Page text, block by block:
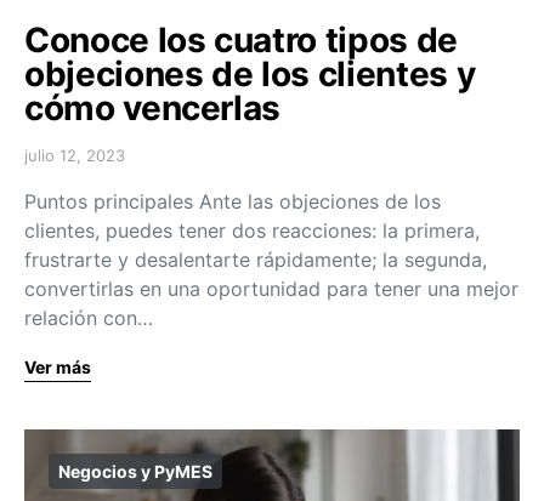
Conoce los cuatro tipos de
objeciones de los clientes y
cómo vencerlas
julio 12, 2023
Puntos principales Ante las objeciones de los
clientes, puedes tener dos reacciones: la primera,
frustrarte y desalentarte rápidamente; la segunda,
convertirlas en una oportunidad para tener una mejor
relación con…
Ver más
Negocios y PyMES